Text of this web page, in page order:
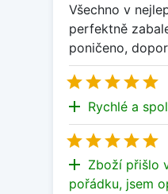
Všechno v
perfektně
poničeno,

add Rychlé a

add Zboží přišlo
pořádku, jsem